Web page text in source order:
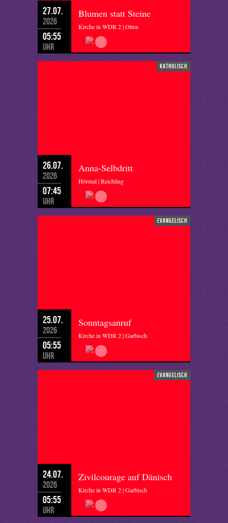
27.07.
2026
05:55
Uhr
Blumen statt Steine
Kirche in WDR 2 | Otten
katholisch
26.07.
2026
07:45
Uhr
Anna-Selbdritt
Hörmal | Reichling
evangelisch
25.07.
2026
05:55
Uhr
Sonntagsanruf
Kirche in WDR 2 | Garbisch
evangelisch
24.07.
2026
05:55
Uhr
Zivilcourage auf Dänisch
Kirche in WDR 2 | Garbisch